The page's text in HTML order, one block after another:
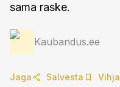
sama raske.
Kaubandus.ee
Jaga Salvesta Vihja